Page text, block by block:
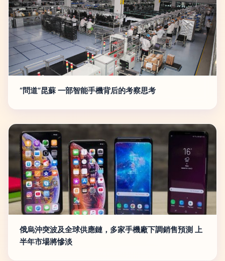
“問道”昆蘇 一部智能手機背后的考察思考
俄烏沖突波及全球供應鏈，多家手機廠下調銷售預測 上
半年市場將慘淡